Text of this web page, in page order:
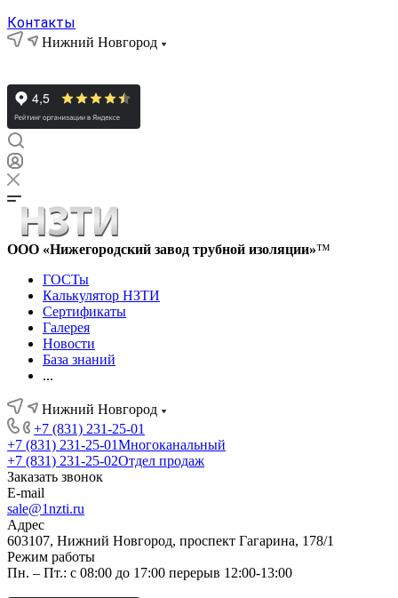
Контакты
Нижний Новгород
ООО «Нижегородский завод трубной изоляции»™
ГОСТы
Калькулятор НЗТИ
Сертификаты
Галерея
Новости
База знаний
...
Нижний Новгород
+7 (831) 231-25-01
+7 (831) 231-25-01Многоканальный
+7 (831) 231-25-02Отдел продаж
Заказать звонок
E-mail
sale@1nzti.ru
Адрес
603107, Нижний Новгород, проспект Гагарина, 178/1
Режим работы
Пн. – Пт.: с 08:00 до 17:00 перерыв 12:00-13:00